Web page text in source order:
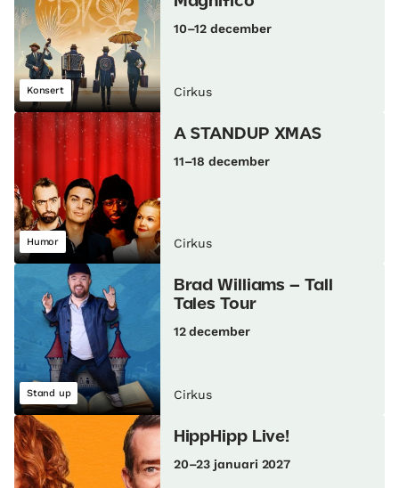
Konsert
10–12 december
Cirkus
Humor
A STANDUP XMAS
11–18 december
Cirkus
Stand up
Brad Williams – Tall
Tales Tour
12 december
Cirkus
HippHipp Live!
20–23 januari 2027